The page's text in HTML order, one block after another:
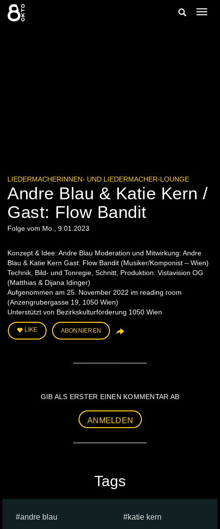
Zum
Inhalt
springen
Suche
LIEDERMACHERINNEN- UND LIEDERMACHER-LOUNGE
Andre Blau & Katie Kern /
Gast: Flow Bandit
Folge vom Mo., 9.01.2023
Konzept & Idee: Andre Blau Moderation und Mitwirkung: Andre
Blau & Katie Kern Gast: Flow Bandit (Musiker/Komponist – Wien)
Technik, Bild- und Tonregie, Schnitt, Produktion: Vistavision OG
(Matthias & Dijana Idinger)
Aufgenommen am 25. November 2022 im reading room
(Anzengrubergasse 19, 1050 Wien)
Unterstützt von Bezirkskulturförderung 1050 Wien
LIKE ABONNIEREN
GIB ALS ERSTER EINEN KOMMENTAR AB
ANMELDEN
Tags
andre blau
katie kern